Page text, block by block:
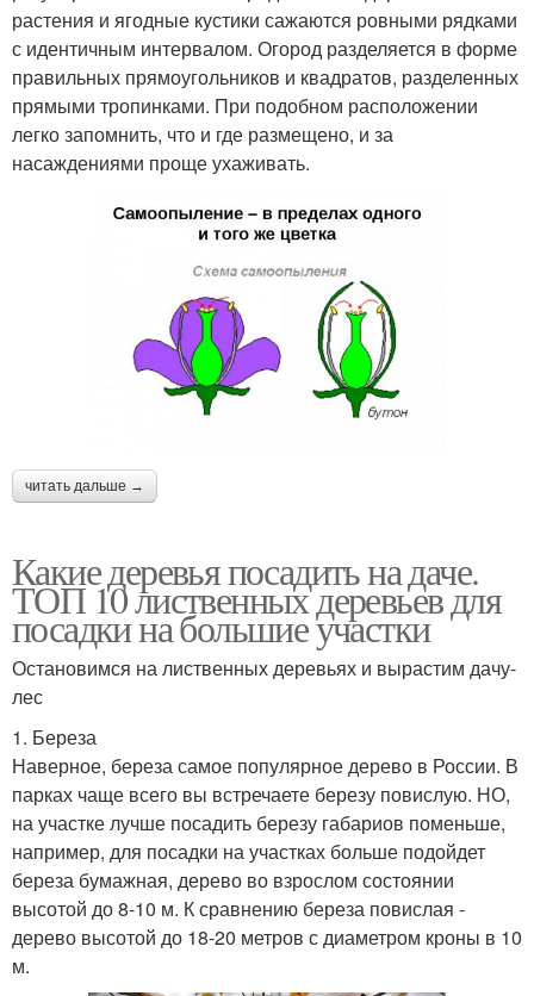
растения и ягодные кустики сажаются ровными рядками
с идентичным интервалом. Огород разделяется в форме
правильных прямоугольников и квадратов, разделенных
прямыми тропинками. При подобном расположении
легко запомнить, что и где размещено, и за
насаждениями проще ухаживать.
читать дальше →
Какие деревья посадить на даче.
ТОП 10 лиственных деревьев для
посадки на большие участки
Остановимся на лиственных деревьях и вырастим дачу-
лес
1. Береза
Наверное, береза самое популярное дерево в России. В
парках чаще всего вы встречаете березу повислую. НО,
на участке лучше посадить березу габариов поменьше,
например, для посадки на участках больше подойдет
береза бумажная, дерево во взрослом состоянии
высотой до 8-10 м. К сравнению береза повислая -
дерево высотой до 18-20 метров с диаметром кроны в 10
м.